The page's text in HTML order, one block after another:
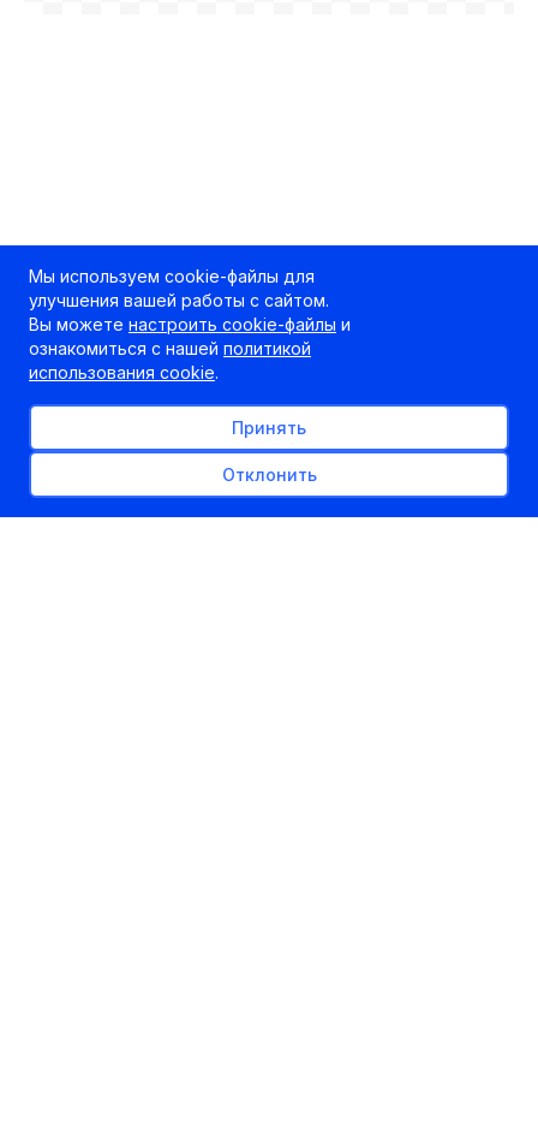
Мы используем cookie-файлы для
улучшения вашей работы с сайтом.
Вы можете настроить cookie-файлы и
ознакомиться с нашей политикой
использования cookie.
Принять
Отклонить